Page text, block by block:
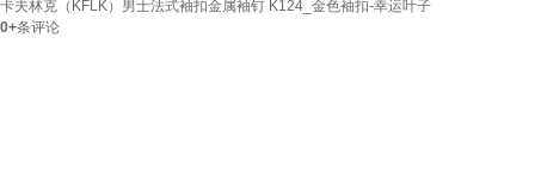
卡夫林克（KFLK）男士法式袖扣金属袖钉 K124_金色袖扣-幸运叶子
0+条评论